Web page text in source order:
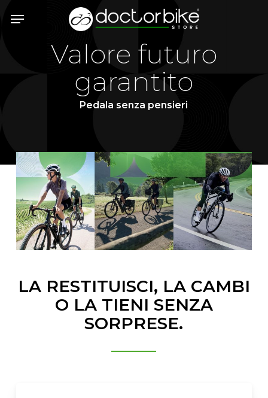
Menu
Valore futuro
garantito
Pedala senza pensieri
LA RESTITUISCI, LA CAMBI
O LA TIENI SENZA
SORPRESE.